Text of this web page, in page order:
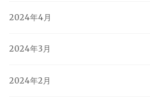
2024年4月
2024年3月
2024年2月